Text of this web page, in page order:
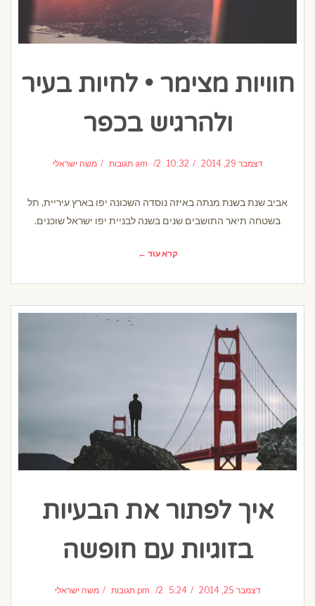
חוויות מצימר • לחיות בעיר
ולהרגיש בכפר
דצמבר 29, 2014 10:32 am 2 תגובות משה ישראלי
אביב שנת בשנת מנתה באיזה נוסדה השכונה יפו בארץ עיריית, תל
בשטחה תיאר התושבים שנים בשנה לבניית יפו ישראל שוכנים.
קרא עוד ←
איך לפתור את הבעיות
בזוגיות עם חופשה
דצמבר 25, 2014 5:24 pm 2 תגובות משה ישראלי